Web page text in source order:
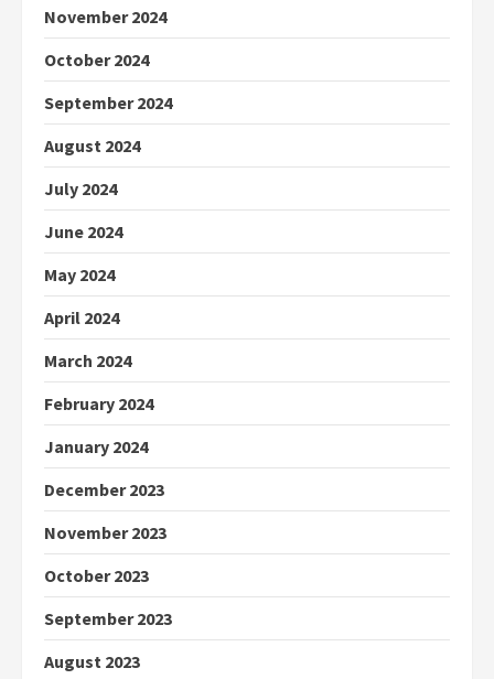
November 2024
October 2024
September 2024
August 2024
July 2024
June 2024
May 2024
April 2024
March 2024
February 2024
January 2024
December 2023
November 2023
October 2023
September 2023
August 2023